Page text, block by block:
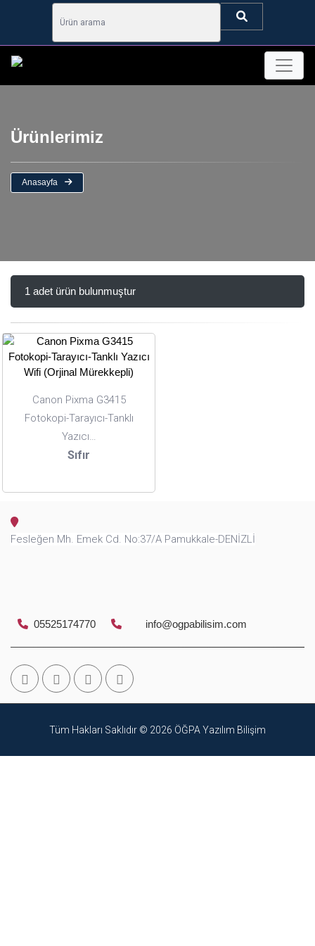
Ürünlerimiz
Anasayfa
1 adet ürün bulunmuştur
Canon Pixma G3415
Fotokopi-Tarayıcı-Tanklı
Yazıcı…
Sıfır
Fesleğen Mh. Emek Cd. No:37/A Pamukkale-DENİZLİ
05525174770 info@ogpabilisim.com
Tüm Hakları Saklıdır © 2026 ÖĞPA Yazılım Bilişim